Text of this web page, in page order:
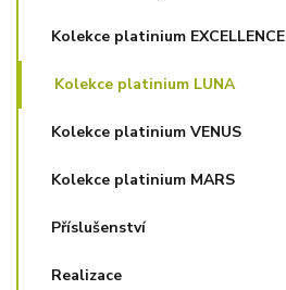
Kolekce platinium EXCELLENCE
Kolekce platinium LUNA
Kolekce platinium VENUS
Kolekce platinium MARS
Příslušenství
Realizace